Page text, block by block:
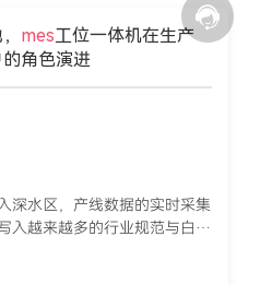
mes工位一体机在生产
角色演进
深水区，产线数据的实时采集
入越来越多的行业规范与白皮